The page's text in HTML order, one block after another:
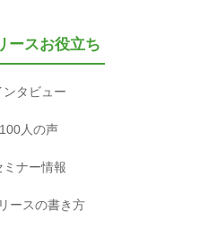
ースお役立ち
ンタビュー
人の声
ミナー情報
ースの書き方